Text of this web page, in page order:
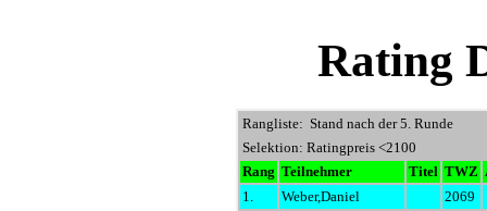
Rating
Rangliste: Stand nach der 5. Runde
Selektion: Ratingpreis <2100
Rang Teilnehmer Titel TWZ
1.
Weber,Daniel
2069